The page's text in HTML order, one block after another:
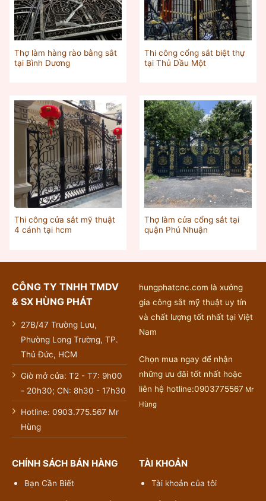
Thợ làm hàng rào bằng sắt
tại Bình Dương
Thi công cổng sắt biệt thự
tại Thủ Dầu Một
Thi công cửa sắt mỹ thuật
4 cánh tại hcm
Thợ làm cửa cổng sắt tại
quận Phú Nhuận
CÔNG TY TNHH TMDV
& SX HÙNG PHÁT
27B/47 Trường Lưu,
Phường Long Trường, TP.
Thủ Đức, HCM
Giờ mở cửa: T2 - T7: 9h00
- 20h30; CN: 8h30 - 17h30
Hotline: 0903.775.567 Mr
Hùng
hungphatcnc.com là xưởng
gia công sắt mỹ thuật uy tín
và chất lượng tốt nhất tại Việt
Nam
Chọn mua ngay để nhận
những ưu đãi tốt nhất hoặc
liên hệ hotline:0903775567 Mr
Hùng
CHÍNH SÁCH BÁN HÀNG
Bạn Cần Biết
TÀI KHOẢN
Tài khoản của tôi